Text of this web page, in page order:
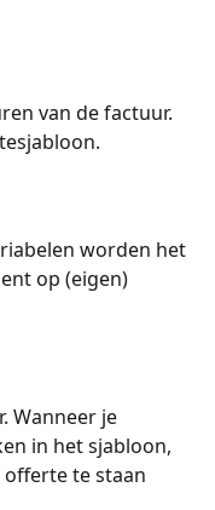
van de factuur.
worden het
op (eigen)
Wanneer je
in het sjabloon,
te staan